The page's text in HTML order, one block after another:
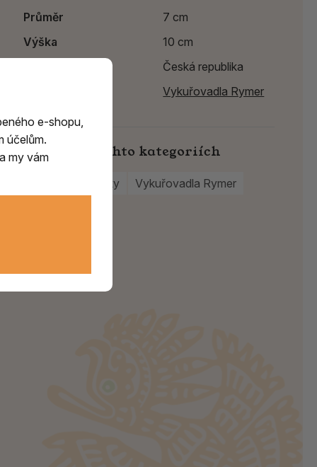
Průměr
7 cm
Výška
10 cm
Česká republika
Vykuřovadla Rymer
Najdete v těchto kategoriích
Vykuřovací pícky Vykuřovadla Rymer
e-shopu,
účelům.
my vám